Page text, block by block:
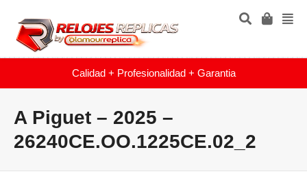
Calidad + Profesionalidad + Garantia
A Piguet – 2025 –
26240CE.OO.1225CE.02_2